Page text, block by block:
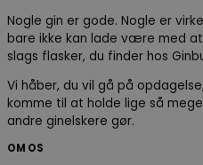
Nogle gin er gode. Nogle er
bare ikke kan lade være med
slags flasker, du finder hos
Vi håber, du vil gå på
komme til at holde lige så
andre ginelskere gør.
OM OS